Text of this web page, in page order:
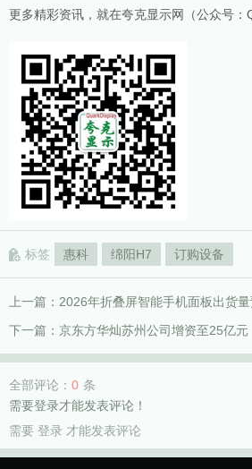
更多精彩资讯，就在夸克显示网（公众号：
标签 惠科 绵阳H7 订购设备
上一篇： 2026年折叠屏智能手机面板出货
下一篇： 京东方华灿苏州公司增资至25亿元
全部评论： 0 条
需要登录才能发表评论！
需要 登录 才能发表评论